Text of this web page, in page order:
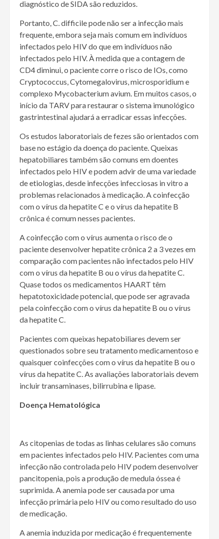
diagnóstico de SIDA são reduzidos.
Portanto, C. difficile pode não ser a infecção mais
frequente, embora seja mais comum em indivíduos
infectados pelo HIV do que em indivíduos não
infectados pelo HIV. À medida que a contagem de
CD4 diminui, o paciente corre o risco de IOs, como
Cryptococcus, Cytomegalovirus, microsporidium e
complexo Mycobacterium avium. Em muitos casos, o
início da TARV para restaurar o sistema imunológico
gastrintestinal ajudará a erradicar essas infecções.
Os estudos laboratoriais de fezes são orientados com
base no estágio da doença do paciente. Queixas
hepatobiliares também são comuns em doentes
infectados pelo HIV e podem advir de uma variedade
de etiologias, desde infecções infecciosas in vitro a
problemas relacionados à medicação. A coinfecção
com o vírus da hepatite C e o vírus da hepatite B
crônica é comum nesses pacientes.
A coinfecção com o vírus aumenta o risco de o
paciente desenvolver hepatite crônica 2 a 3 vezes em
comparação com pacientes não infectados pelo HIV
com o vírus da hepatite B ou o vírus da hepatite C.
Quase todos os medicamentos HAART têm
hepatotoxicidade potencial, que pode ser agravada
pela coinfecção com o vírus da hepatite B ou o vírus
da hepatite C.
Pacientes com queixas hepatobiliares devem ser
questionados sobre seu tratamento medicamentoso e
quaisquer coinfecções com o vírus da hepatite B ou o
vírus da hepatite C. As avaliações laboratoriais devem
incluir transaminases, bilirrubina e lipase.
Doença Hematológica
As citopenias de todas as linhas celulares são comuns
em pacientes infectados pelo HIV. Pacientes com uma
infecção não controlada pelo HIV podem desenvolver
pancitopenia, pois a produção de medula óssea é
suprimida. A anemia pode ser causada por uma
infecção primária pelo HIV ou como resultado do uso
de medicação.
A anemia induzida por medicação é frequentemente